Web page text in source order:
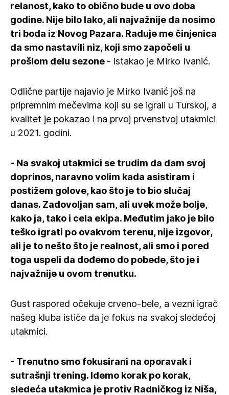
relanost, kako to obično bude u ovo doba
godine. Nije bilo lako, ali najvažnije da nosimo
tri boda iz Novog Pazara. Raduje me činjenica
da smo nastavili niz, koji smo započeli u
prošlom delu sezone - istakao je Mirko Ivanić.
Odlične partije najavio je Mirko Ivanić još na
pripremnim mečevima koji su se igrali u Turskoj, a
kvalitet je pokazao i na prvoj prvenstvoj utakmici
u 2021. godini.
- Na svakoj utakmici se trudim da dam svoj
doprinos, naravno volim kada asistiram i
postižem golove, kao što je to bio slučaj
danas. Zadovoljan sam, ali uvek može bolje,
kako ja, tako i cela ekipa. Međutim jako je bilo
teško igrati po ovakvom terenu, nije izgovor,
ali je to nešto što je realnost, ali smo i pored
toga uspeli da dođemo do pobede, što je i
najvažnije u ovom trenutku.
Gust raspored očekuje crveno-bele, a vezni igrač
našeg kluba ističe da je fokus na svakoj sledećoj
utakmici.
- Trenutno smo fokusirani na oporavak i
sutrašnji trening. Idemo korak po korak,
sledeća utakmica je protiv Radničkog iz Niša,